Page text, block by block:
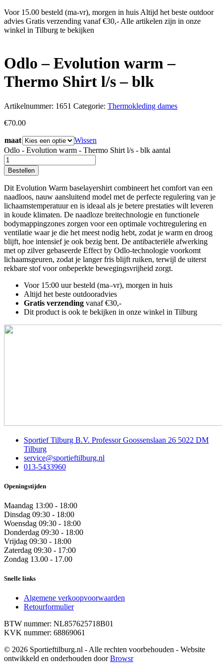
Voor 15.00 besteld (ma-vr), morgen in huis Altijd het beste outdoor
advies Gratis verzending vanaf €30,- Alle artikelen zijn in onze
winkel in Tilburg te bekijken
Odlo – Evolution warm –
Thermo Shirt l/s – blk
Artikelnummer: 1651 Categorie: Thermokleding dames
€70.00
maat
Wissen
Odlo - Evolution warm - Thermo Shirt l/s - blk aantal
Bestellen
Dit Evolution Warm baselayershirt combineert het comfort van een
naadloos, nauw aansluitend model met de perfecte regulering van je
lichaamstemperatuur en is ideaal als je betere prestaties wilt leveren
in koude klimaten. De naadloze breitechnologie en functionele
bodymappingzones zorgen voor een optimale vochtregulering en
ventilatie waar je die het meest nodig hebt, zodat je warm en droog
blijft, hoe intensief je ook bezig bent. De antibacteriële afwerking
met op zilver gebaseerde Effect by Odlo-technologie voorkomt
lichaamsgeuren, zodat je langer fris blijft ruiken, terwijl de uiterst
rekbare stof voor onbeperkte bewegingsvrijheid zorgt.
Voor 15:00 uur besteld (ma–vr), morgen in huis
Altijd het beste outdooradvies
Gratis verzending vanaf €30,-
Dit product is ook te bekijken in onze winkel in Tilburg
Sportief Tilburg B.V. Professor Goossenslaan 26 5022 DM
Tilburg
service@sportieftilburg.nl
013-5433960
Openingstijden
Maandag 13:00 - 18:00
Dinsdag 09:30 - 18:00
Woensdag 09:30 - 18:00
Donderdag 09:30 - 18:00
Vrijdag 09:30 - 18:00
Zaterdag 09:30 - 17:00
Zondag 13.00 - 17.00
Snelle links
Algemene verkoopvoorwaarden
Retourformulier
BTW nummer: NL857625718B01
KVK nummer: 68869061
© 2026 Sportieftilburg.nl - Alle rechten voorbehouden - Website
ontwikkeld en onderhouden doorBrowsr